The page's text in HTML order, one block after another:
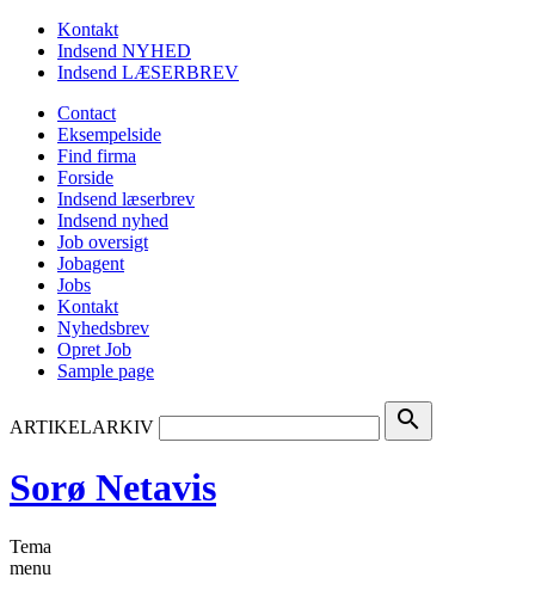
Kontakt
Indsend NYHED
Indsend LÆSERBREV
Contact
Eksempelside
Find firma
Forside
Indsend læserbrev
Indsend nyhed
Job oversigt
Jobagent
Jobs
Kontakt
Nyhedsbrev
Opret Job
Sample page
ARTIKELARKIV search
Sorø Netavis
Tema
menu